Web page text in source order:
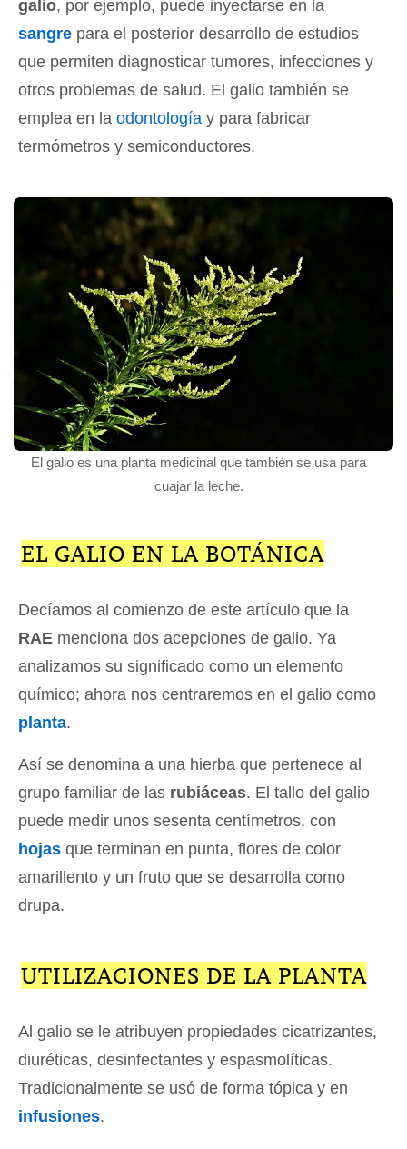
galio, por ejemplo, puede inyectarse en la
sangre para el posterior desarrollo de estudios
que permiten diagnosticar tumores, infecciones y
otros problemas de salud. El galio también se
emplea en la odontología y para fabricar
termómetros y semiconductores.
El galio es una planta medicinal que también se usa para
cuajar la leche.
EL GALIO EN LA BOTÁNICA
Decíamos al comienzo de este artículo que la
RAE menciona dos acepciones de galio. Ya
analizamos su significado como un elemento
químico; ahora nos centraremos en el galio como
planta.
Así se denomina a una hierba que pertenece al
grupo familiar de las rubiáceas. El tallo del galio
puede medir unos sesenta centímetros, con
hojas que terminan en punta, flores de color
amarillento y un fruto que se desarrolla como
drupa.
UTILIZACIONES DE LA PLANTA
Al galio se le atribuyen propiedades cicatrizantes,
diuréticas, desinfectantes y espasmolíticas.
Tradicionalmente se usó de forma tópica y en
infusiones.